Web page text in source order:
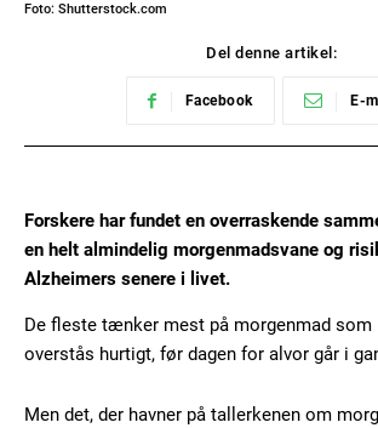
Foto: Shutterstock.com
Del denne artikel:
Facebook E-
Forskere har fundet en overraskende
en helt almindelig morgenmadsvane og
Alzheimers senere i livet.
De fleste tænker mest på morgenmad som
overstås hurtigt, før dagen for alvor går i
Men det, der havner på tallerkenen om